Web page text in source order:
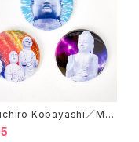
Kobayashi／Mirr